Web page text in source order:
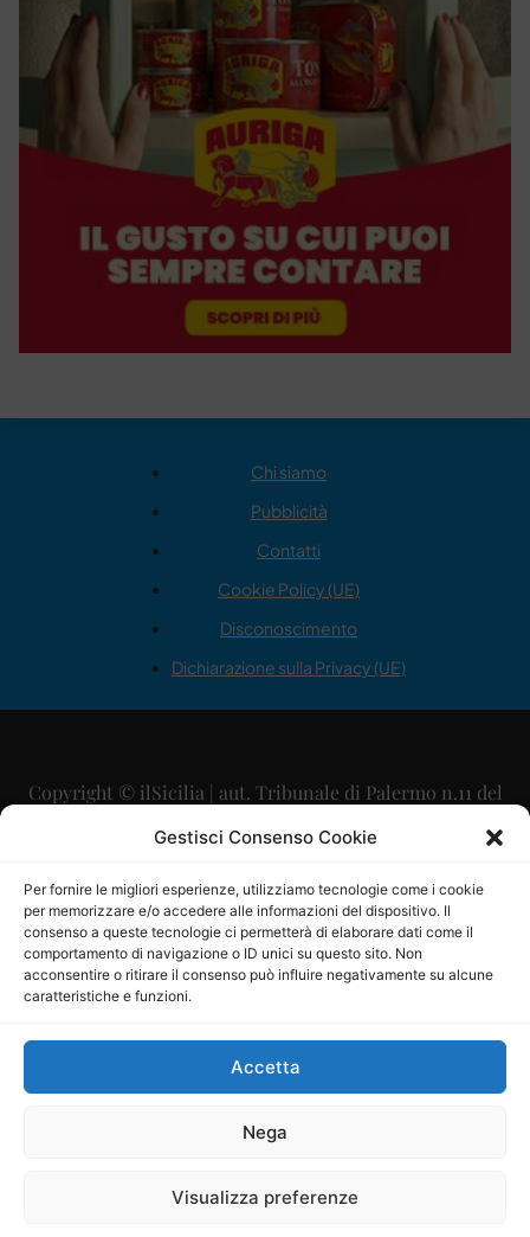
Gestisci Consenso Cookie
Per fornire le migliori esperienze, utilizziamo tecnologie come i cookie
per memorizzare e/o accedere alle informazioni del dispositivo. Il
consenso a queste tecnologie ci permetterà di elaborare dati come il
comportamento di navigazione o ID unici su questo sito. Non
acconsentire o ritirare il consenso può influire negativamente su alcune
caratteristiche e funzioni.
Accetta
Nega
Visualizza preferenze
Chi siamo
Pubblicità
Contatti
Cookie Policy (UE)
Disconoscimento
Dichiarazione sulla Privacy (UE)
Copyright © ilSicilia | aut. Tribunale di Palermo n.11 del
29/09/2015
Direttore Editoriale: Maurizio Scaglione
Direttore Responsabile: Maria Calabrese
P.IVA: 06334930820
Mercurio Comunicazione Società Cooperativa a r.l. è
iscritta al Registro degli Operatori di Comunicazione al
Sito gestito daLa Digitale srl–info@ladigitale.it